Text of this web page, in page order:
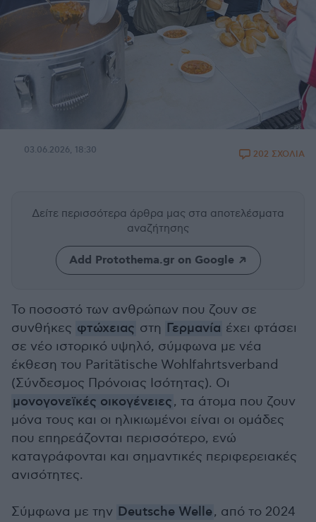
03.06.2026, 18:30 202 ΣΧΟΛΙΑ
Δείτε περισσότερα άρθρα μας στα αποτελέσματα
αναζήτησης
Add Protothema.gr on Google
Το ποσοστό των ανθρώπων που ζουν σε
συνθήκες φτώχειας στη Γερμανία έχει φτάσει
σε νέο ιστορικό υψηλό, σύμφωνα με νέα
έκθεση του Paritätische Wohlfahrtsverband
(Σύνδεσμος Πρόνοιας Ισότητας). Οι
μονογονεϊκές οικογένειες, τα άτομα που ζουν
μόνα τους και οι ηλικιωμένοι είναι οι ομάδες
που επηρεάζονται περισσότερο, ενώ
καταγράφονται και σημαντικές περιφερειακές
ανισότητες.
Σύμφωνα με την Deutsche Welle, από το 2024